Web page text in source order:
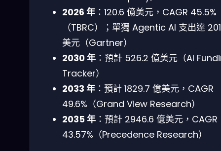
2026 年 ：120.6 億美元，CAGR 45.5%
（TBRC）；單獨 Agentic AI 支出達
美元（Gartner）
2030 年 ：預計 526.2 億美元（AI
Tracker）
2033 年 ：預計 1829.7 億美元，CAGR
49.6%（Grand View Research）
2035 年 ：預計 2946.6 億美元，CAGR
43.57%（Precedence Research）